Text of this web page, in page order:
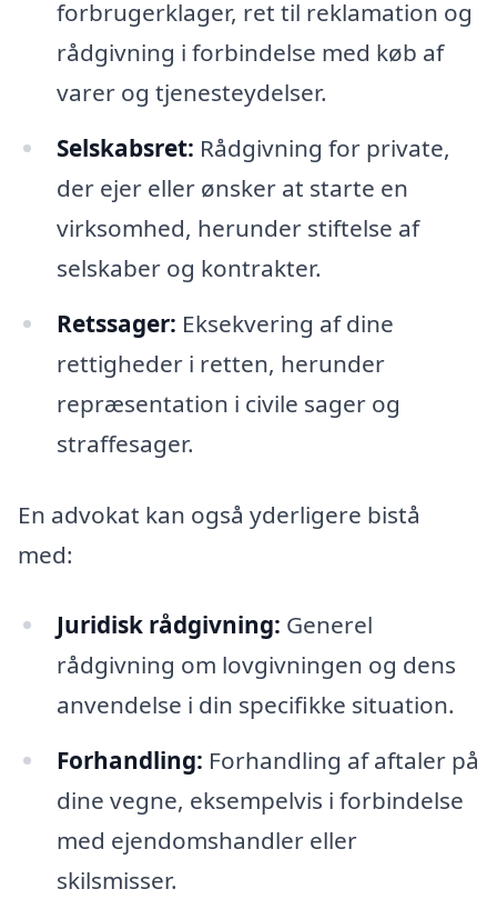
forbrugerklager, ret til reklamation og
rådgivning i forbindelse med køb af
varer og tjenesteydelser.
Selskabsret: Rådgivning for private,
der ejer eller ønsker at starte en
virksomhed, herunder stiftelse af
selskaber og kontrakter.
Retssager: Eksekvering af dine
rettigheder i retten, herunder
repræsentation i civile sager og
straffesager.
En advokat kan også yderligere bistå
med:
Juridisk rådgivning: Generel
rådgivning om lovgivningen og dens
anvendelse i din specifikke situation.
Forhandling: Forhandling af aftaler på
dine vegne, eksempelvis i forbindelse
med ejendomshandler eller
skilsmisser.